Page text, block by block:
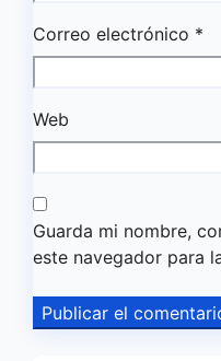
Correo electrónico *
Web
Guarda mi nombre,
este navegador para